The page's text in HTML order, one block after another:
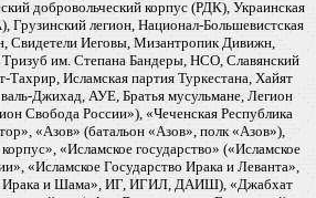
добровольческий корпус (РДК), Украинская
Грузинский легион, Национал-Большевистская
Свидетели Иеговы, Мизантропик Дивижн,
Тризуб им. Степана Бандеры, НСО, Славянский
Исламская партия Туркестана, Хайят
Джихад, АУЕ, Братья мусульмане, Легион
Свобода России»), «Чеченская Республика
«Азов» (батальон «Азов», полк «Азов»),
«Исламское государство» («Исламское
«Исламское Государство Ирака и Леванта»,
Ирака и Шама», ИГ, ИГИЛ, ДАИШ), «Джабхат